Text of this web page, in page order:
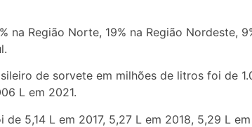
na Região Norte, 19% na Região Nordeste,
de sorvete em milhões de litros foi de
L em 2021.
5,14 L em 2017, 5,27 L em 2018, 5,29 L